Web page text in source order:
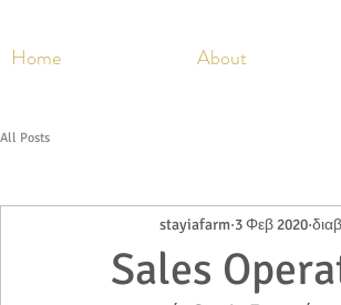
Home About
All Posts
Sales
stayiafarm 3 Φεβ 2020